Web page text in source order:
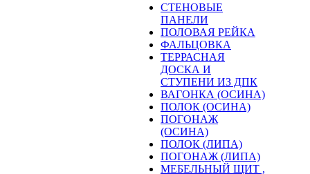
СТЕНОВЫЕ
ПАНЕЛИ
ПОЛОВАЯ РЕЙКА
ФАЛЬЦОВКА
ТЕРРАСНАЯ
ДОСКА И
СТУПЕНИ ИЗ ДПК
ВАГОНКА (ОСИНА)
ПОЛОК (ОСИНА)
ПОГОНАЖ
(ОСИНА)
ПОЛОК (ЛИПА)
ПОГОНАЖ (ЛИПА)
МЕБЕЛЬНЫЙ ЩИТ ,